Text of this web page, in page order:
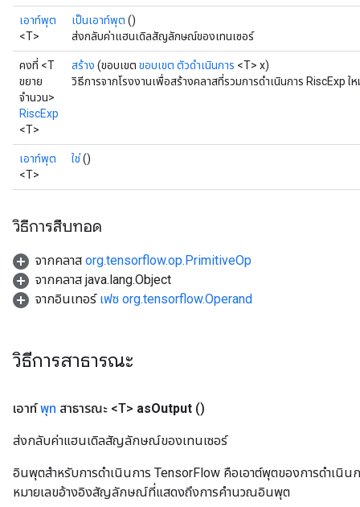
เอาท์พุต
<T>
เป็นเอาท์พุต ()
ส่งกลับค่าแฮนเดิลสัญลักษณ์ของเทนเซอร์
คงที่ <T
ขยาย
จำนวน>
RiscExp
<T>
สร้าง (ขอบเขต ขอบเขต ตัวดำเนินการ <T> x)
วิธีการจากโรงงานเพื่อสร้างคลาสที่รวมการดำเนินการ RiscExp ใ
เอาท์พุต
<T>
ใช่()
วิธีการสืบทอด
จากคลาส org.tensorflow.op.PrimitiveOp
จากคลาส java.lang.Object
จากอินเทอร์ เฟซ org.tensorflow.Operand
วิธีการสาธารณะ
เอาท์พุท สาธารณะ <T> asOutput ()
ส่งกลับค่าแฮนเดิลสัญลักษณ์ของเทนเซอร์
อินพุตสำหรับการดำเนินการ TensorFlow คือเอาต์พุตของการดำเนิน
หมายเลขอ้างอิงสัญลักษณ์ที่แสดงถึงการคำนวณอินพุต